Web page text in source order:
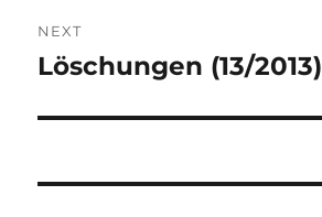
NEXT
Next
Löschungen (13/2013)